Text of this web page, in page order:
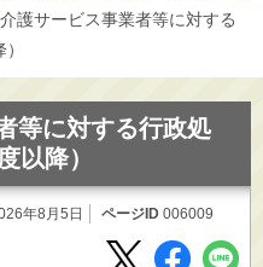
け
覧
護サービス事業者等に対する
等に対する行政処
以降）
年8月5日 ページID 006009